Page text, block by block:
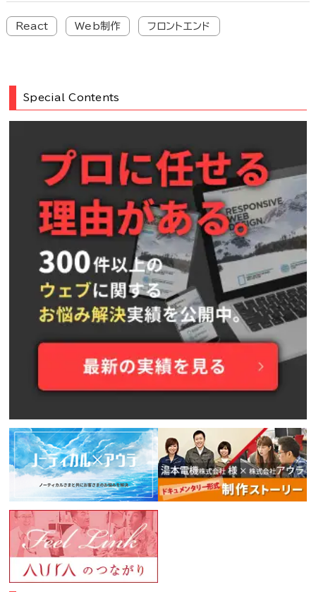
React Web制作 フロントエンド
Special Contents